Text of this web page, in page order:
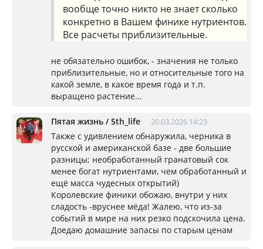
вообще точно никто не знает сколько
конкретно в Вашем финике нутриентов.
Все расчеты приблизительные.
не обязательно ошибок, - значения не только
приблизительные, но и относительные того на
какой земле, в какое время года и т.п.
выращено растение...
Пятая жизнь / 5th_life 20.03.2026 14:23
Также с удивлением обнаружила, черника в
русской и американской базе - две большие
разницы; необработанный гранатовый сок
менее богат нутриентами, чем обработанный и
ещё масса чудесных открытий)
Королевские финики обожаю, внутри у них
сладость -вруснее мёда! Жалею, что из-за
событий в мире на них резко подскочила цена.
Доедаю домашние запасы по старым ценам